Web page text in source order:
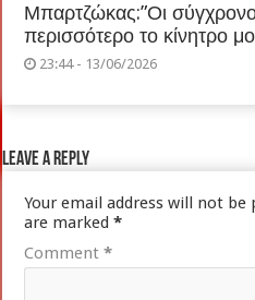
Μπαρτζώκας:”Οι
περισσότερο το κίνητρο
23:44 - 13/06/2026
Leave a Reply
Your email address will not be
are marked*
Comment*